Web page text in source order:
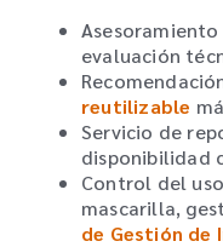
evaluación
reutilizable
Servicio de
disponibilidad
Control del
mascarilla,
de Gestión de